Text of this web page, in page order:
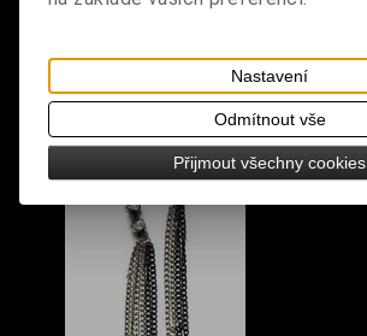
S výrobkem se také prodává
Nastavení
Odmítnout vše
Přijmout všechny cookies